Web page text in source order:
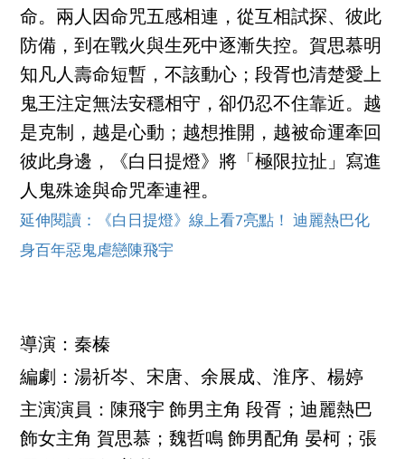
命。兩人因命咒五感相連，從互相試探、彼此
防備，到在戰火與生死中逐漸失控。賀思慕明
知凡人壽命短暫，不該動心；段胥也清楚愛上
鬼王注定無法安穩相守，卻仍忍不住靠近。越
是克制，越是心動；越想推開，越被命運牽回
彼此身邊，《白日提燈》將「極限拉扯」寫進
人鬼殊途與命咒牽連裡。
延伸閱讀：《白日提燈》線上看7亮點！ 迪麗熱巴化
身百年惡鬼虐戀陳飛宇
導演：秦榛
編劇：湯祈岑、宋唐、余展成、淮序、楊婷
主演演員：陳飛宇 飾男主角 段胥；迪麗熱巴
飾女主角 賀思慕；魏哲鳴 飾男配角 晏柯；張